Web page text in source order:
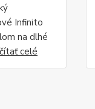
Infinito
na dlhé
čítať celé